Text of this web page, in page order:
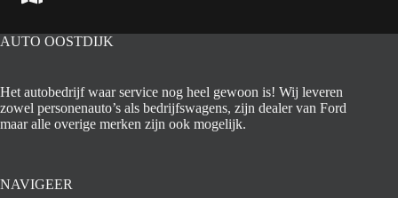
AUTO OOSTDIJK
Het autobedrijf waar service nog heel gewoon is! Wij leveren
zowel personenauto’s als bedrijfswagens, zijn dealer van Ford
maar alle overige merken zijn ook mogelijk.
NAVIGEER